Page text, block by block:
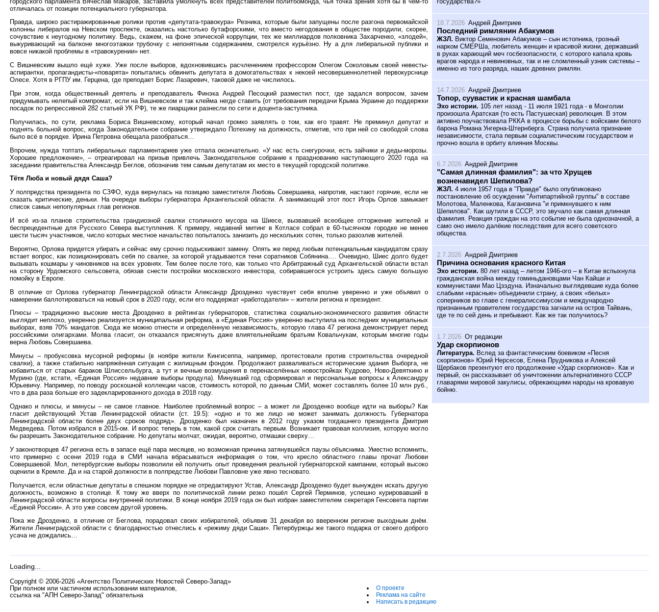
отличалась от позиции потенциального губернатора.
Правда, широко растиражированные ролики против «депутата-травокура» Резника, которые были запущены после разгона первомайской
колонны либералов на Невском проспекте, оказались настолько бутафорскими, что вместо негодования в обществе породили, скорее,
сочувствие к неугодному политику. Ведь, скажем, на фоне эпической коррупции, тех же миллиардов полковника Захарченко, «злодей»,
выкуривающий на балконе многоэтажки трубочку с непонятным содержанием, смотрелся курьёзно. Ну а для либеральной публики и
вовсе никакой проблемы в «травокурении» нет.
С Вишневским вышло ещё хуже. Уже после выборов, вдохновившись расчленением профессором Олегом Соколовым своей невесты-
аспирантки, пропагандисты-«поварята» попытались обвинить депутата в домогательствах к некоей несовершеннолетней первокурснице
Олесе. Хотя в РГПУ им. Герцена, где преподает Борис Лазаревич, таковой даже не числилось.
При этом, когда общественный деятель и преподаватель Финэка Андрей Песоцкий разместил пост, где задался вопросом, зачем
придумывать нелепый компромат, если на Вишневском и так клейма негде ставить (от требования передачи Крыма Украине до поддержки
посадок по репрессивной 282 статьей УК РФ), те же пиарщики разнесли по сети и доцента-заступника.
Получилась, по сути, реклама Бориса Вишневскому, который начал громко заявлять о том, как его травят. Не преминул депутат и
поднять больной вопрос, когда Законодательное собрание утверждало Потехину на должность, отметив, что при ней со свободой слова
было всё в порядке. Ирина Петровна обещала разобраться…
Впрочем, нужда топтать либеральных парламентариев уже отпала окончательно. «У нас есть снегурочки, есть зайчики и деды-морозы.
Хорошее предложение», – отреагировал на призыв привлечь Законодательное собрание к празднованию наступающего 2020 года на
заседании правительства Александр Беглов, обозначив тем самым депутатам их место в текущей городской политике.
Тётя Люба и новый дядя Саша?
У полпредства президента по СЗФО, куда вернулась на позицию заместителя Любовь Совершаева, напротив, настают горячие, если не
сказать критические, деньки. На очереди выборы губернатора Архангельской области. А занимающий этот пост Игорь Орлов замыкает
список самых непопулярных глав регионов.
И всё из-за планов строительства грандиозной свалки столичного мусора на Шиесе, вызвавшей всеобщее отторжение жителей и
беспрецедентные для Русского Севера выступления. К примеру, недавний митинг в Котласе собрал в 60-тысячном городке не менее
шести тысяч участников, число которых местное начальство попыталось занизить до нескольких сотен, только разозлив жителей.
Вероятно, Орлова придется убирать и сейчас ему срочно подыскивают замену. Опять же перед любым потенциальным кандидатом сразу
встает вопрос, как позиционировать себя по свалке, за которой угадываются тени соратников Собянина…. Очевидно, Шиес долго будет
вызывать кошмары у чиновников на всех уровнях. Тем более после того, как только что Арбитражный суд Архангельской области встал
на сторону Урдомского сельсовета, обязав снести постройки московского инвестора, собиравшегося устроить здесь самую большую
помойку в Европе.
В отличие от Орлова губернатор Ленинградской области Александр Дрозденко чувствует себя вполне уверенно и уже объявил о
намерении баллотироваться на новый срок в 2020 году, если его поддержат «работодатели» – жители региона и президент.
Плюсы – традиционно высокие места Дрозденко в рейтингах губернаторов, статистика социально-экономического развития области
выглядит неплохо, уверенно реализуется муниципальная реформа, а «Единая Россия» уверенно выступила на последних муниципальных
выборах, взяв 70% мандатов. Сюда же можно отнести и определённую независимость, которую глава 47 региона демонстрирует перед
российскими олигархами. Молва гласит, он отказался присягнуть даже влиятельнейшим братьям Ковальчукам, которым многие годы
верна Любовь Совершаева.
Минусы – пробуксовка мусорной реформы (в ноябре жители Кингисеппа, например, протестовали против строительства очередной
свалки), а также стабильно напряжённая ситуация с жилищным фондом. Продолжают разваливаться исторические здания Выборга, не
избавиться от старых бараков Шлиссельбурга, а тут и вечные возмущения в перенаселённых новостройках Кудрово, Ново-Девяткино и
Мурино (где, кстати, «Единая Россия» недавние выборы продула). Минувший год сформировал и персональные вопросы к Александру
Юрьевичу. Например, по поводу роскошной коллекции часов, стоимость которой, по данным СМИ, может составлять более 10 млн руб.,
что в два раза больше его задекларированного дохода в 2018 году.
Однако и плюсы, и минусы – не самое главное. Наиболее проблемный вопрос – а может ли Дрозденко вообще идти на выборы? Как
гласит действующий Устав Ленинградской области (ст. 19.5): «одно и то же лицо не может занимать должность Губернатора
Ленинградской области более двух сроков подряд». Дрозденко был назначен в 2012 году указом тогдашнего президента Дмитрия
Медведева. Потом избрался в 2015-ом. И вопрос теперь в том, какой срок считать первым. Возникает правовая коллизия, которую могло
бы разрешить Законодательное собрание. Но депутаты молчат, ожидая, вероятно, отмашки сверху…
У законотворцев 47 региона есть в запасе ещё пара месяцев, но возможная причина затянувшейся паузы объяснима. Уместно вспомнить,
что примерно с осени 2019 года в СМИ начала вбрасываться информация о том, что кресло областного главы прочат Любови
Совершаевой. Мол, петербургские выборы позволили ей получить опыт проведения реальной губернаторской кампании, который высоко
оценили в Кремле. Да и на старой должности в полпредстве Любови Павловне уже явно тесновато.
Получается, если областные депутаты в спешном порядке не отредактируют Устав, Александр Дрозденко будет вынужден искать другую
должность, возможно в столице. К тому же вверх по политической линии резко пошёл Сергей Перминов, успешно курировавший в
Ленинградской области вопросы внутренней политики. В конце ноября 2019 года он был избран заместителем секретаря Генсовета партии
«Единой России». А это уже совсем другой уровень.
Пока же Дрозденко, в отличие от Беглова, порадовал своих избирателей, объявив 31 декабря во вверенном регионе выходным днём.
Жители Ленинградской области с благодарностью отнеслись к «режиму дяди Саши». Петербуржцы же такого подарка от своего доброго
усача не дождались…
18.7.2026 Андрей Дмитриев
Последний римлянин Абакумов
ЖЗЛ. Виктор Семенович Абакумов – сын истопника, грозный
нарком СМЕРШа, любитель женщин и красивой жизни, державший
в руках карающий меч госбезопасности, с которого капала кровь
врагов народа и невиновных, так и не сломленный узник системы –
именно из того разряда, наших древних римлян.
14.7.2026 Андрей Дмитриев
Топор, суувастик и красная шамбала
Эхо истории. 105 лет назад - 11 июля 1921 года - в Монголии
произошла Аратская (то есть Пастушеская) революция. В этом
активно поучаствовала РККА в процессе борьбы с войсками белого
барона Романа Унгерна-Штернберга. Страна получила признание
независимости, стала первым социалистическим государством и
прочно вошла в орбиту влияния Москвы.
6.7.2026 Андрей Дмитриев
"Самая длинная фамилия": за что Хрущев
возненавидел Шепилова?
ЖЗЛ. 4 июля 1957 года в "Правде" было опубликовано
постановление об осуждении "Антипартийной группы" в составе
Молотова, Маленкова, Кагановича "и примкнувшего к ним
Шепилова". Как шутили в СССР, это звучало как самая длинная
фамилия. Реакция граждан на это событие не была однозначной, а
само оно имело далёкие последствия для всего советского
общества.
2.7.2026 Андрей Дмитриев
Причина основания красного Китая
Эхо истории. 80 лет назад – летом 1946-ого – в Китае вспыхнула
гражданская война между гоминьдановцами Чан Кайши и
коммунистами Мао Цзэдуна. Изначально выглядевшие куда более
слабыми «красные» объединили страну, а своих «белых»
соперников во главе с генералиссимусом и международно
признанным правителем государства загнали на остров Тайвань,
где те по сей день и пребывают. Как же так получилось?
1.7.2026 От редакции
Удар скорпионов
Литература. Вслед за фантастическим боевиком «Песня
скорпионов» Юрий Нерсесов, Елена Прудникова и Алексей
Щербаков презентуют его продолжение «Удар скорпионов». Как и
первый, он рассказывает об уничтожении альтернативного СССР
главарями мировой закулисы, обрекающими народы на кровавую
бойню.
Loading...
Copyright © 2006-2026 «Агентство Политических Новостей Северо-Запад»
При полном или частичном использовании материалов,
ссылка на "АПН Северо-Запад" обязательна
О проекте
Реклама на сайте
Написать в редакцию